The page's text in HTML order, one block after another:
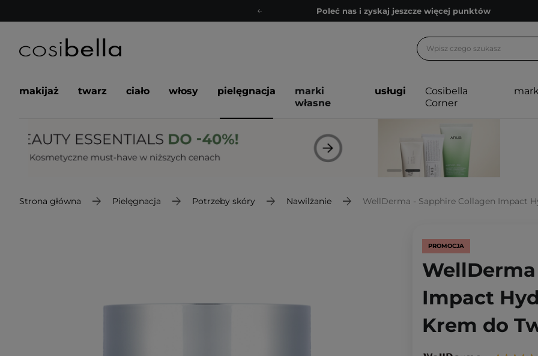
Poleć nas i zyskaj jeszcze więcej punktów
Bezpłatne konsultacje kosmetologiczne
Poleć nas i zyskaj jeszcze więcej punktów
Zapisz się na newsletter pełen porad
makijaż twarz ciało włosy pielęgnacja
marki
własne
usługi
Cosibella
Corner
Strona główna Pielęgnacja Potrzeby skóry Nawilżanie WellDerma - Sapphire Collagen Impact
PROMOCJA
Impact
Krem do